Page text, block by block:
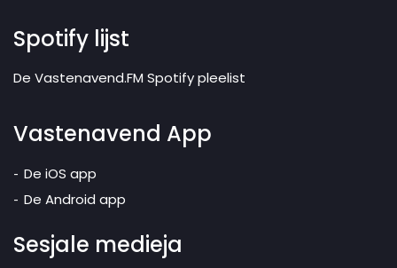
Spotify lijst
De Vastenavend.FM Spotify pleelist
Vastenavend App
De iOS app
De Android app
Sesjale medieja